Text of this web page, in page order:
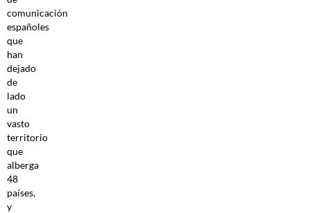
comunicación
españoles
que
han
dejado
de
lado
un
vasto
territorio
que
alberga
48
países,
y